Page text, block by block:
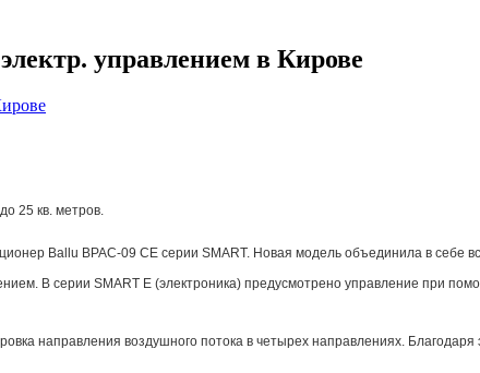
управлением в Кирове
25 кв. метров.
Ballu BPAC-09 CE серии SMART. Новая модель объединила в себе
В серии SMART E (электроника) предусмотрено управление при
направления воздушного потока в четырех направлениях.